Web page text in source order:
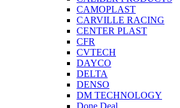
CAMOPLAST
CARVILLE RACING
CENTER PLAST
CFR
CVTECH
DAYCO
DELTA
DENSO
DM TECHNOLOGY
Done Deal